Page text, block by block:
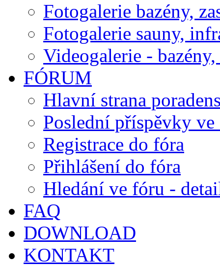
Fotogalerie bazény,
Fotogalerie sauny,
Videogalerie - bazény,
FÓRUM
Hlavní strana
Poslední příspěvky
Registrace do fóra
Přihlášení do fóra
Hledání ve fóru -
FAQ
DOWNLOAD
KONTAKT